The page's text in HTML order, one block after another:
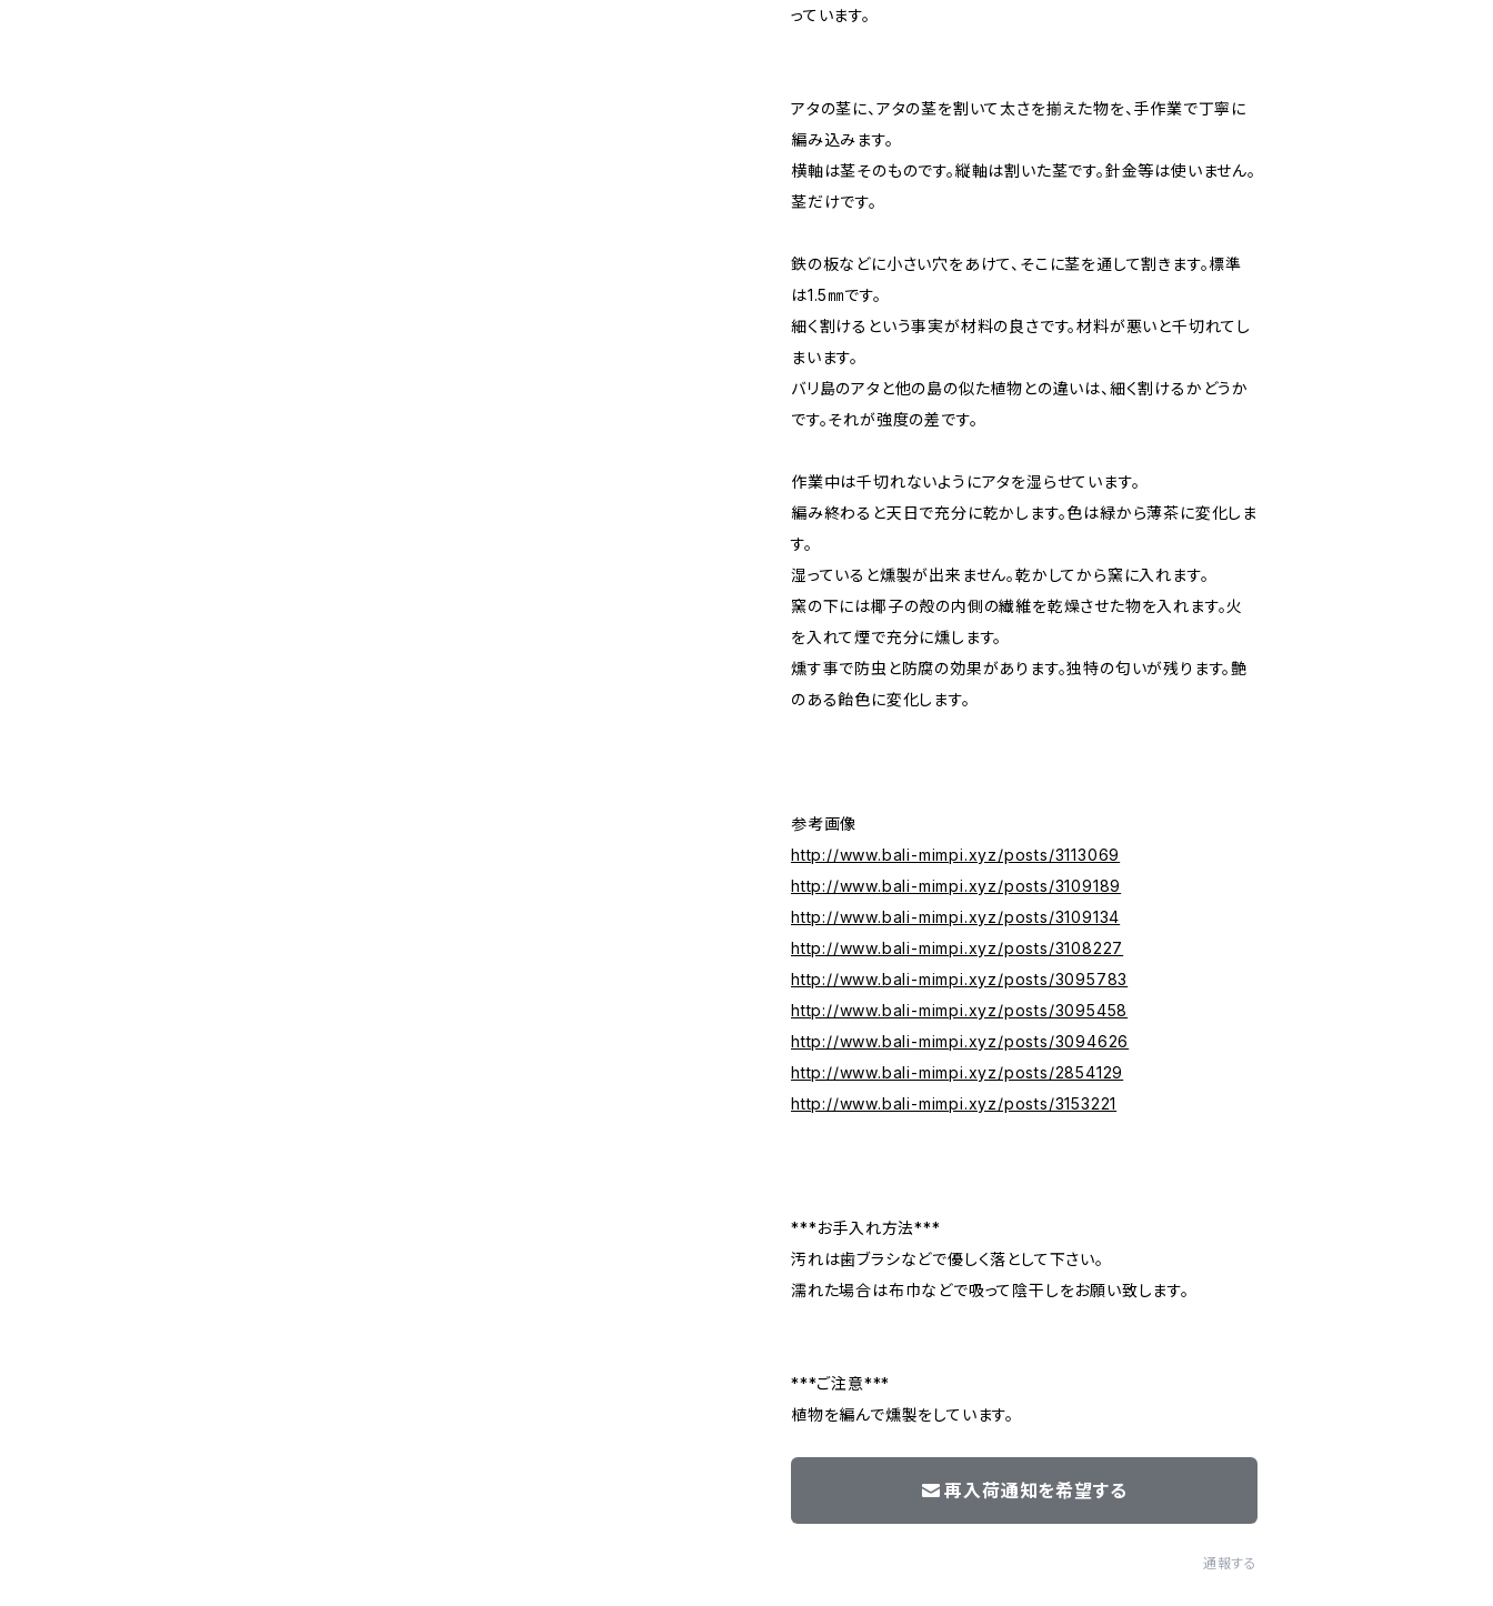
っています。
アタの茎に、アタの茎を割いて太さを揃えた物を、手作業で丁寧に
編み込みます。
横軸は茎そのものです。縦軸は割いた茎です。針金等は使いません。
茎だけです。
鉄の板などに小さい穴をあけて、そこに茎を通して割きます。標準
は1.5㎜です。
細く割けるという事実が材料の良さです。材料が悪いと千切れてし
まいます。
バリ島のアタと他の島の似た植物との違いは、細く割けるかどうか
です。それが強度の差です。
作業中は千切れないようにアタを湿らせています。
編み終わると天日で充分に乾かします。色は緑から薄茶に変化しま
す。
湿っていると燻製が出来ません。乾かしてから窯に入れます。
窯の下には椰子の殻の内側の繊維を乾燥させた物を入れます。火
を入れて煙で充分に燻します。
燻す事で防虫と防腐の効果があります。独特の匂いが残ります。艶
のある飴色に変化します。
参考画像
http://www.bali-mimpi.xyz/posts/3113069
http://www.bali-mimpi.xyz/posts/3109189
http://www.bali-mimpi.xyz/posts/3109134
http://www.bali-mimpi.xyz/posts/3108227
http://www.bali-mimpi.xyz/posts/3095783
http://www.bali-mimpi.xyz/posts/3095458
http://www.bali-mimpi.xyz/posts/3094626
http://www.bali-mimpi.xyz/posts/2854129
http://www.bali-mimpi.xyz/posts/3153221
***お手入れ方法***
汚れは歯ブラシなどで優しく落として下さい。
濡れた場合は布巾などで吸って陰干しをお願い致します。
***ご注意***
植物を編んで燻製をしています。
再入荷通知を希望する
通報する